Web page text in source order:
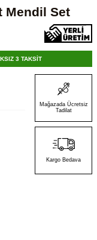
Mendil Set
3 TAKSİT
Mağazada Ücretsiz
Tadilat
Kargo Bedava